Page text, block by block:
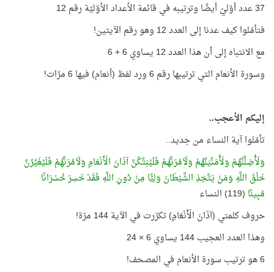
37 عدد أوّليّ أيضًا وترتيبه في قائمة الأعداد الأوّليّة رقم 12
فتأمّلوا كيف عدنا إلى العدد 12 وهو رقم الآيتين!
مع الانتباه إلى أن هذا العدد 12 يساوي 6 + 6
وسورة الأنعام التي ترتيبها رقم 6 ورد لفظ (أنعام) فيها 6 مرّات!
إليكم الأعجب..
تأمّلوا آية النساء من جديد..
وَلَأُضِلَّنَّهُمْ وَلَأُمَنِّيَنَّهُمْ وَلَآمُرَنَّهُمْ فَلَيُبَتِّكُنَّ آذَانَ الْأَنْعَامِ وَلَآمُرَنَّهُمْ فَلَيُغَيِّرُنَّ
خَلْقَ اللَّهِ وَمَنْ يَتَّخِذِ الشَّيْطَانَ وَلِيًّا مِنْ دُونِ اللَّهِ فَقَدْ خَسِرَ خُسْرَانًا
مُبِينًا (119) النساء
حروف كلمتي (آذَانَ الْأَنْعَامِ) تكرّرت في الآية 144 مرّة!
وهذا العدد العجيب 144 يساوي 6 × 24
6 هو ترتيب سورة الأنعام في المصحف!